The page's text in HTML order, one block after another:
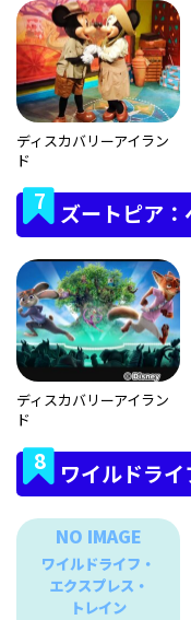
ディスカバリーアイラン
ド
7 ズートピア：
ディスカバリーアイラン
ド
8 ワイルドラ
NO IMAGE
ワイルドライフ・
エクスプレス・
トレイン